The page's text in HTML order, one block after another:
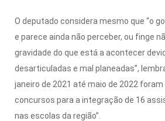
O deputado considera mesmo que “o
e parece ainda não perceber, ou finge
gravidade do que está a acontecer
desarticuladas e mal planeadas”,
janeiro de 2021 até maio de 2022
concursos para a integração de 16
nas escolas da região”.